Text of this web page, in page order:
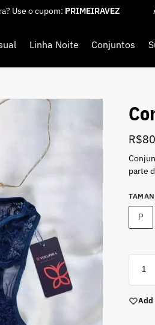
Use o cupom: PRIMEIRAVEZ
Linha Noite Conjuntos
R$
parte
P
Add